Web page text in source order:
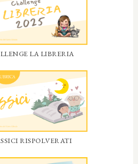
LA LIBRERIA
RISPOLVERATI